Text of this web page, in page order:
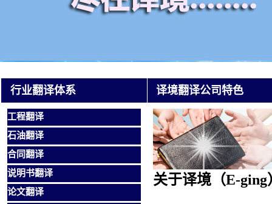
译境翻译公司特色
关于译境（E-ging
行业翻译体系
工程翻译
石油翻译
合同翻译
说明书翻译
论文翻译